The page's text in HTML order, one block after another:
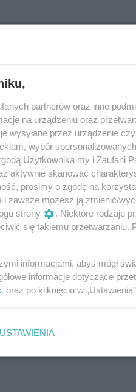
serwisu
Wydawca jest
do treści swoich danych i ich
partnerów oraz inne
na urządzeniu oraz
wysyłane przez urządzenie
wybór
Użytkownika my i Zaufani
aktywnie skanować
prosimy o zgodę na
i zawsze możesz ją zmienić/
strony
. Niektóre rodzaje
się takiemu przetwarzaniu.
informacjami, abyś mógł
informacje dotyczące
. oraz po kliknięciu w „Ustawienia”.
USTAWIENIA